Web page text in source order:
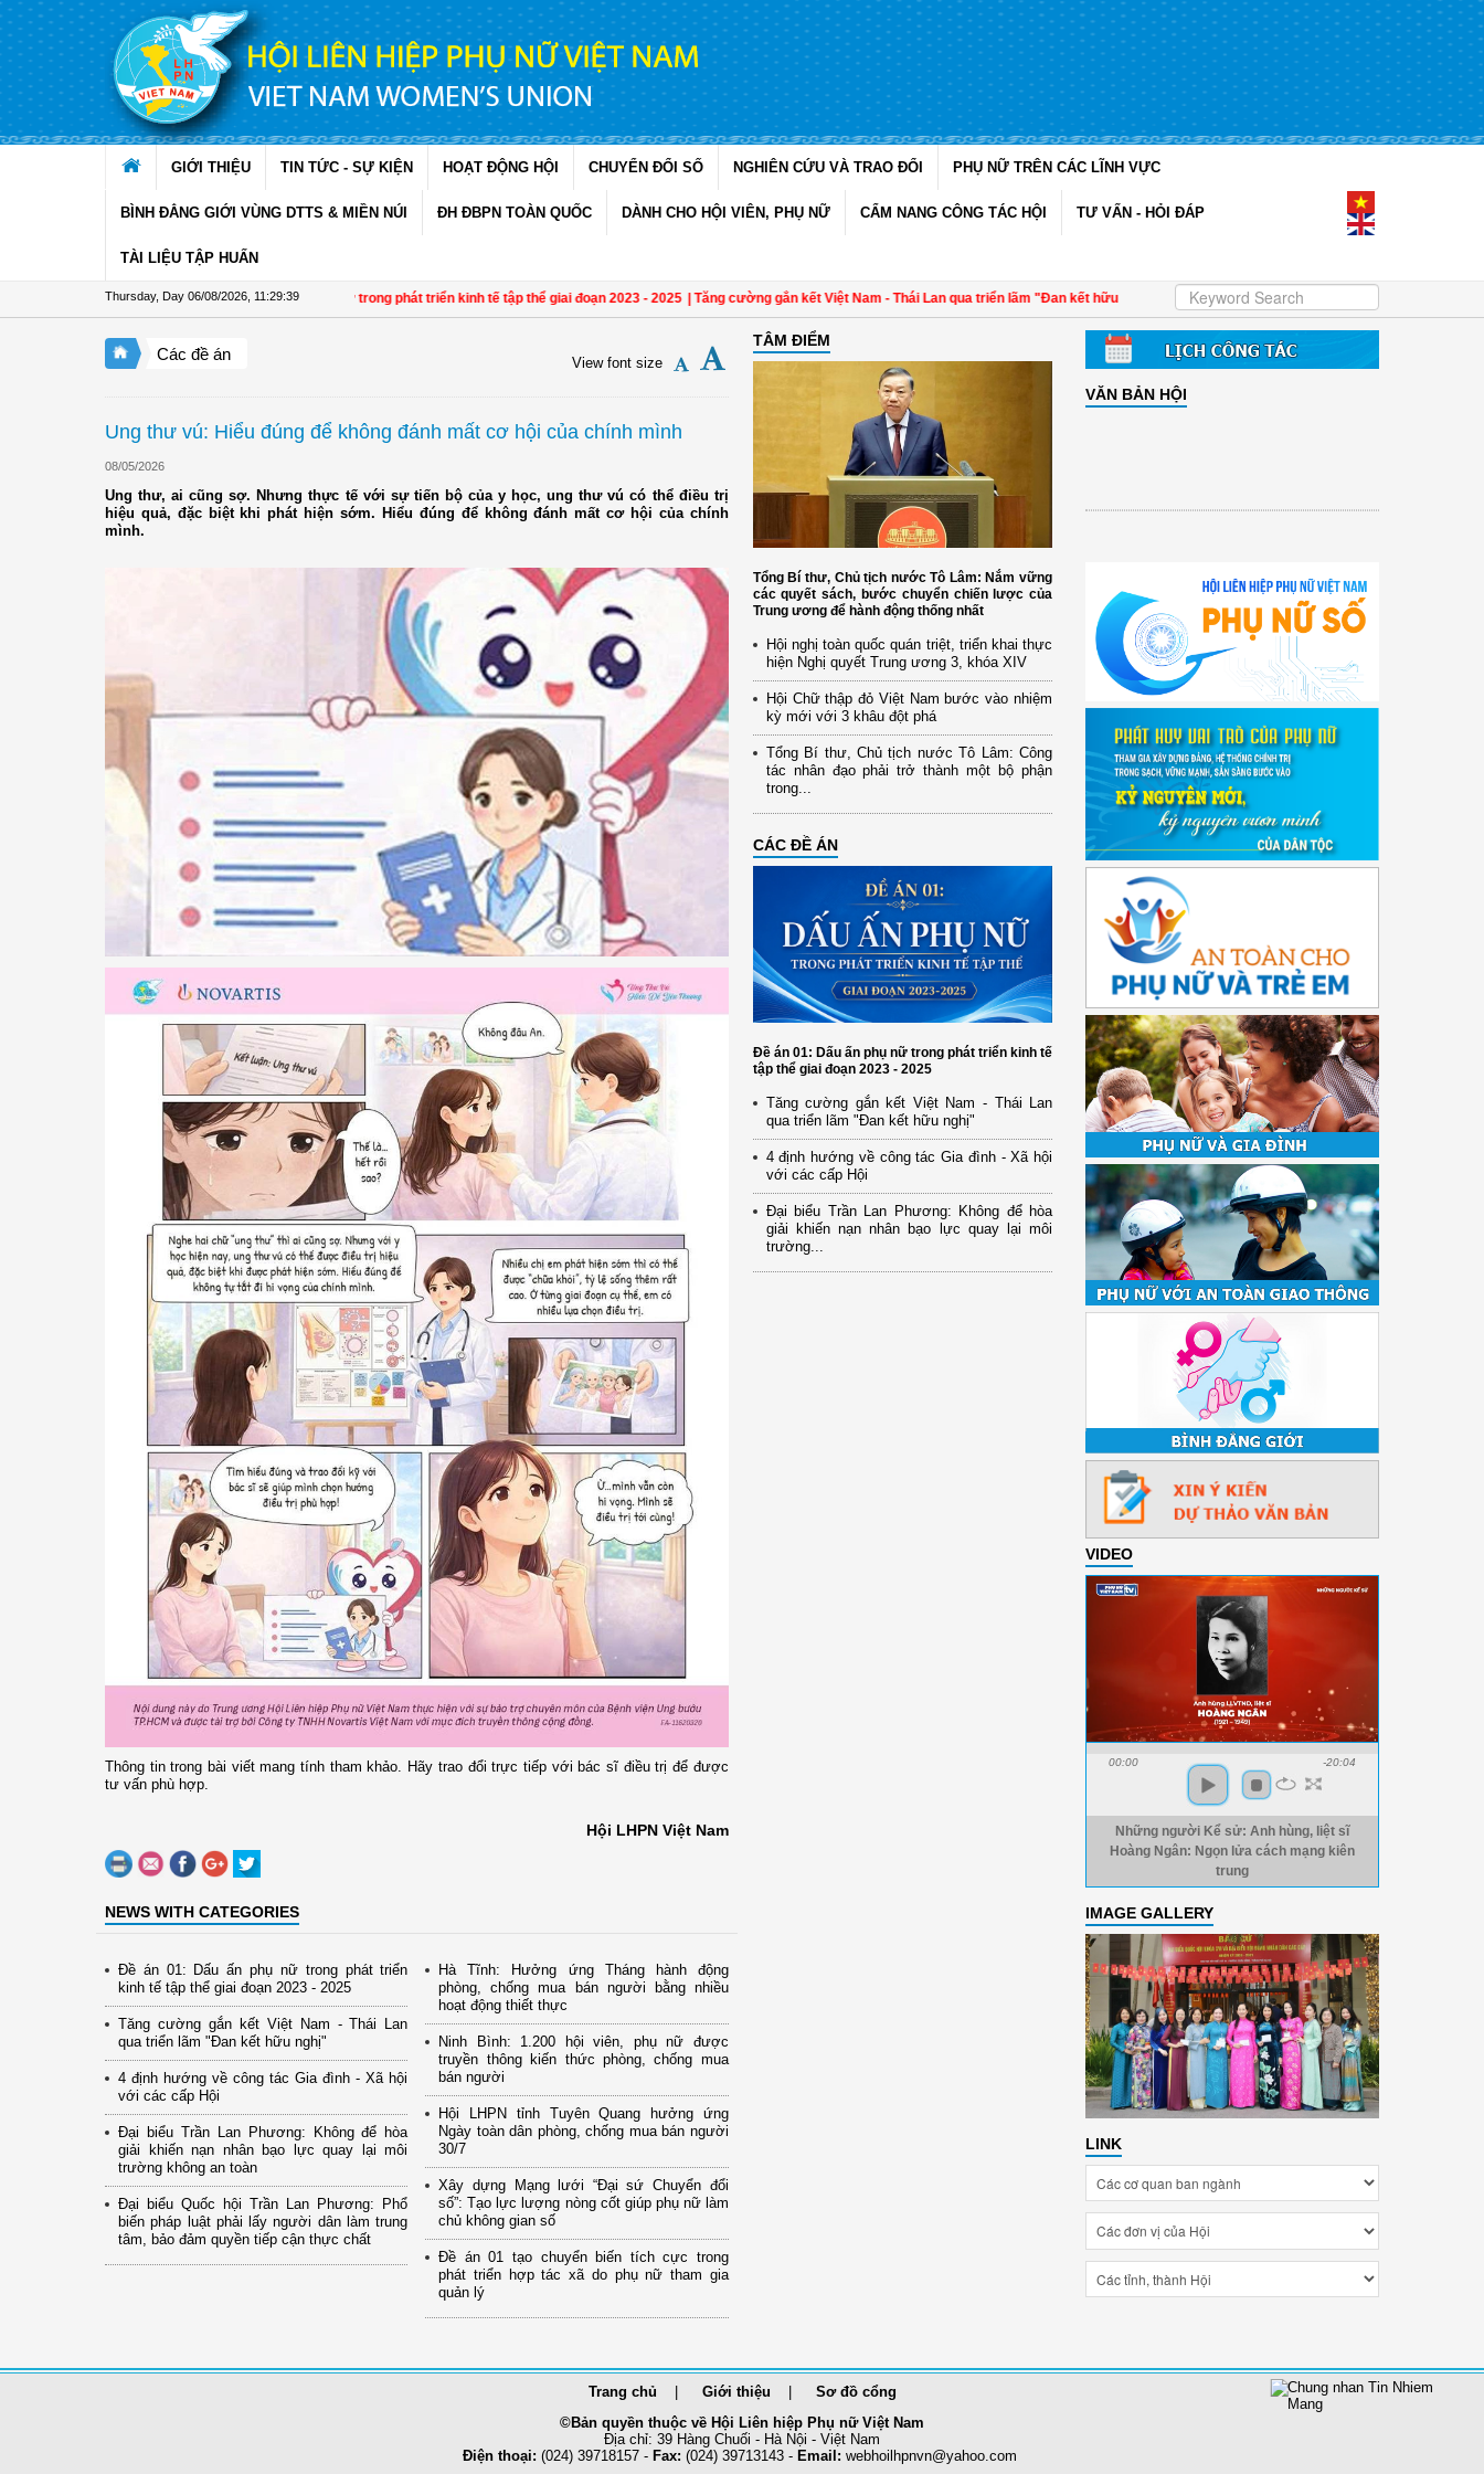
Skip to Content
GIỚI THIỆU TIN TỨC - SỰ KIỆN HOẠT ĐỘNG HỘI CHUYỂN ĐỔI SỐ NGHIÊN CỨU VÀ TRAO ĐỔI PHỤ NỮ TRÊN CÁC LĨNH VỰC
BÌNH ĐẲNG GIỚI VÙNG DTTS & MIỀN NÚI ĐH ĐBPN TOÀN QUỐC DÀNH CHO HỘI VIÊN, PHỤ NỮ CẨM NANG CÔNG TÁC HỘI TƯ VẤN - HỎI ĐÁP
TÀI LIỆU TẬP HUẤN
Thursday, Day 06/08/2026 11:29:40
Đề án 01: Dấu ấn phụ nữ trong phát triển kinh tế tập thể giai đoạn 2023 - 2025 | Tăng cường gắn kết Việt Nam - Thái Lan qua triển lãm "Đan kết hữu nghị" | 4 định hướng về công tác Gia đình - Xã hội với các cấp
Các đề án View font size
Ung thư vú: Hiểu đúng để không đánh mất cơ hội của chính mình
08/05/2026
Ung thư, ai cũng sợ. Nhưng thực tế với sự tiến bộ của y học, ung thư vú có thể điều trị
hiệu quả, đặc biệt khi phát hiện sớm. Hiểu đúng để không đánh mất cơ hội của chính
mình.
Thông tin trong bài viết mang tính tham khảo. Hãy trao đổi trực tiếp với bác sĩ điều trị để được
tư vấn phù hợp.
Hội LHPN Việt Nam
NEWS WITH CATEGORIES
Đề án 01: Dấu ấn phụ nữ trong phát triển
kinh tế tập thể giai đoạn 2023 - 2025
Tăng cường gắn kết Việt Nam - Thái Lan
qua triển lãm "Đan kết hữu nghị"
4 định hướng về công tác Gia đình - Xã hội
với các cấp Hội
Đại biểu Trần Lan Phương: Không để hòa
giải khiến nạn nhân bạo lực quay lại môi
trường không an toàn
Đại biểu Quốc hội Trần Lan Phương: Phổ
biến pháp luật phải lấy người dân làm trung
tâm, bảo đảm quyền tiếp cận thực chất
Hà Tĩnh: Hưởng ứng Tháng hành động
phòng, chống mua bán người bằng nhiều
hoạt động thiết thực
Ninh Bình: 1.200 hội viên, phụ nữ được
truyền thông kiến thức phòng, chống mua
bán người
Hội LHPN tỉnh Tuyên Quang hưởng ứng
Ngày toàn dân phòng, chống mua bán người
30/7
Xây dựng Mạng lưới “Đại sứ Chuyển đổi
số”: Tạo lực lượng nòng cốt giúp phụ nữ làm
chủ không gian số
Đề án 01 tạo chuyển biến tích cực trong
phát triển hợp tác xã do phụ nữ tham gia
quản lý
TÂM ĐIỂM
Tổng Bí thư, Chủ tịch nước Tô Lâm: Nắm vững
các quyết sách, bước chuyển chiến lược của
Trung ương để hành động thống nhất
Hội nghị toàn quốc quán triệt, triển khai thực
hiện Nghị quyết Trung ương 3, khóa XIV
Hội Chữ thập đỏ Việt Nam bước vào nhiệm
kỳ mới với 3 khâu đột phá
Tổng Bí thư, Chủ tịch nước Tô Lâm: Công
tác nhân đạo phải trở thành một bộ phận
trong...
CÁC ĐỀ ÁN
Đề án 01: Dấu ấn phụ nữ trong phát triển kinh tế
tập thể giai đoạn 2023 - 2025
Tăng cường gắn kết Việt Nam - Thái Lan
qua triển lãm "Đan kết hữu nghị"
4 định hướng về công tác Gia đình - Xã hội
với các cấp Hội
Đại biểu Trần Lan Phương: Không để hòa
giải khiến nạn nhân bạo lực quay lại môi
trường...
VĂN BẢN HỘI
VIDEO
00:00 -20:04
Những người Kể sử: Anh hùng, liệt sĩ
Hoàng Ngân: Ngọn lửa cách mạng kiên
trung
IMAGE GALLERY
LINK
Trang chủ Giới thiệu
Sơ đồ cổng
©Bản quyền thuộc về Hội Liên hiệp Phụ nữ Việt Nam
Địa chỉ: 39 Hàng Chuối - Hà Nội - Việt Nam
Điện thoại: (024) 39718157 - Fax: (024) 39713143 - Email: webhoilhpnvn@yahoo.com